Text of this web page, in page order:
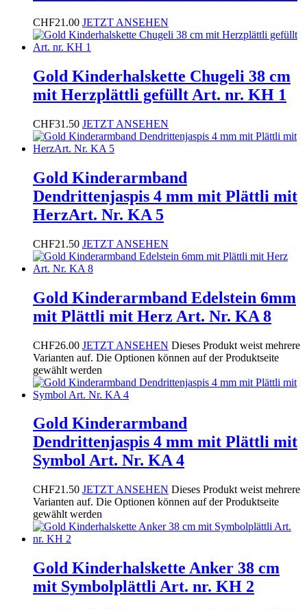
CHF21.00 JETZT ANSEHEN
Gold Kinderhalskette Chugeli 38 cm
mit Herzplättli gefüllt Art. nr. KH 1
CHF31.50 JETZT ANSEHEN
Gold Kinderarmband
Dendrittenjaspis 4 mm mit Plättli mit
HerzArt. Nr. KA 5
CHF21.50 JETZT ANSEHEN
Gold Kinderarmband Edelstein 6mm
mit Plättli mit Herz Art. Nr. KA 8
CHF26.00 JETZT ANSEHEN Dieses Produkt weist mehrere
Varianten auf. Die Optionen können auf der Produktseite
gewählt werden
Gold Kinderarmband
Dendrittenjaspis 4 mm mit Plättli mit
Symbol Art. Nr. KA 4
CHF21.50 JETZT ANSEHEN Dieses Produkt weist mehrere
Varianten auf. Die Optionen können auf der Produktseite
gewählt werden
Gold Kinderhalskette Anker 38 cm
mit Symbolplättli Art. nr. KH 2